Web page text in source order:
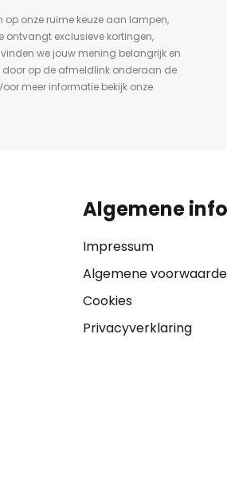
onze ruime keuze aan lampen,
ontvangt exclusieve kortingen,
we jouw mening belangrijk en
op de afmeldlink onderaan de
meer informatie bekijk onze
Algemene info
Impressum
Algemene
Cookies
Privacyverklaring